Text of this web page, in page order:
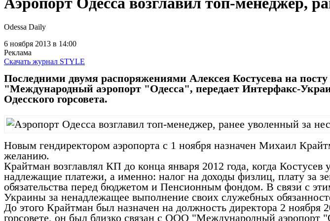
Odessa Daily
6 ноября 2013 в 14:00
Реклама
Скачать журнал STYLE
Последними двумя распоряжениями Алексея Костусева на
"Международный аэропорт "Одесса", передает Интерфакс-
Одесского горсовета.
Новым гендиректором аэропорта с 1 ноября назначен Михаил
желанию.
Крайтман возглавлял КП до конца января 2012 года, когда
надлежащие платежи, а именно: налог на доходы физлиц, плату за
обязательства перед бюджетом и Пенсионным фондом. В связи с
Украины за ненадлежащее выполнение своих служебных
До этого Крайтман был назначен на должность директора 2
горсовете, он был близко связан с ООО "Международный аэропорт